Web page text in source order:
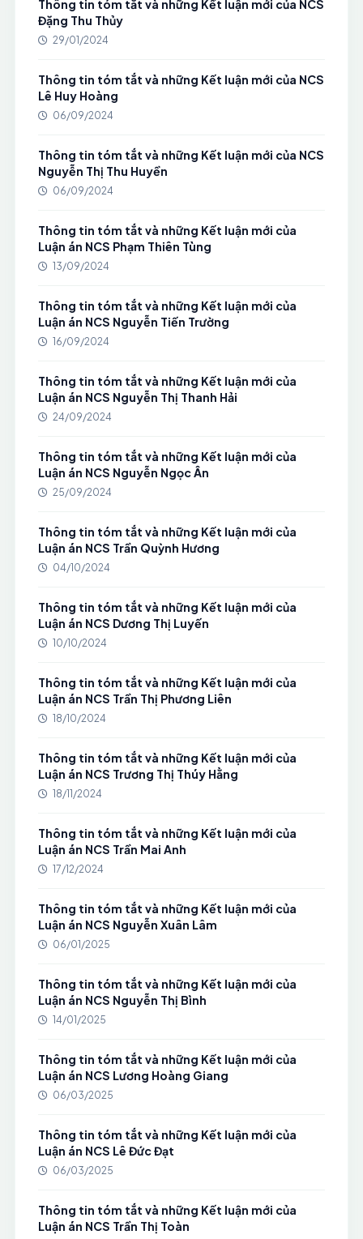
Thông tin tóm tắt và những Kết luận mới của NCS
Đặng Thu Thủy
29/01/2024
Thông tin tóm tắt và những Kết luận mới của NCS
Lê Huy Hoàng
06/09/2024
Thông tin tóm tắt và những Kết luận mới của NCS
Nguyễn Thị Thu Huyền
06/09/2024
Thông tin tóm tắt và những Kết luận mới của
Luận án NCS Phạm Thiên Tùng
13/09/2024
Thông tin tóm tắt và những Kết luận mới của
Luận án NCS Nguyễn Tiến Trường
16/09/2024
Thông tin tóm tắt và những Kết luận mới của
Luận án NCS Nguyễn Thị Thanh Hải
24/09/2024
Thông tin tóm tắt và những Kết luận mới của
Luận án NCS Nguyễn Ngọc Ân
25/09/2024
Thông tin tóm tắt và những Kết luận mới của
Luận án NCS Trần Quỳnh Hương
04/10/2024
Thông tin tóm tắt và những Kết luận mới của
Luận án NCS Dương Thị Luyến
10/10/2024
Thông tin tóm tắt và những Kết luận mới của
Luận án NCS Trần Thị Phương Liên
18/10/2024
Thông tin tóm tắt và những Kết luận mới của
Luận án NCS Trương Thị Thúy Hằng
18/11/2024
Thông tin tóm tắt và những Kết luận mới của
Luận án NCS Trần Mai Anh
17/12/2024
Thông tin tóm tắt và những Kết luận mới của
Luận án NCS Nguyễn Xuân Lâm
06/01/2025
Thông tin tóm tắt và những Kết luận mới của
Luận án NCS Nguyễn Thị Bình
14/01/2025
Thông tin tóm tắt và những Kết luận mới của
Luận án NCS Lương Hoàng Giang
06/03/2025
Thông tin tóm tắt và những Kết luận mới của
Luận án NCS Lê Đức Đạt
06/03/2025
Thông tin tóm tắt và những Kết luận mới của
Luận án NCS Trần Thị Toàn